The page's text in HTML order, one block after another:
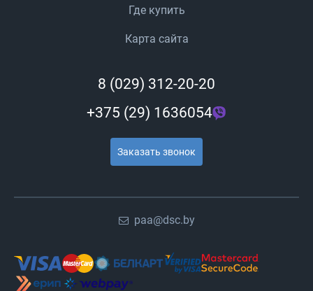
Где купить
Карта сайта
8 (029) 312-20-20
+375 (29) 1636054
Заказать звонок
paa@dsc.by